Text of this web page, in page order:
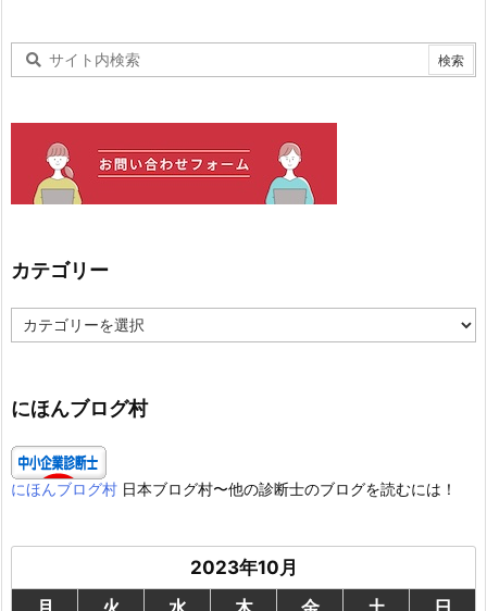
カテゴリー
テ
ー
にほんブログ村
にほんブログ村 日本ブログ村〜他の診断士のブログを読むには！
2023年10月